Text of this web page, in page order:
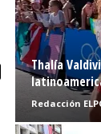
Thalía
Redacción